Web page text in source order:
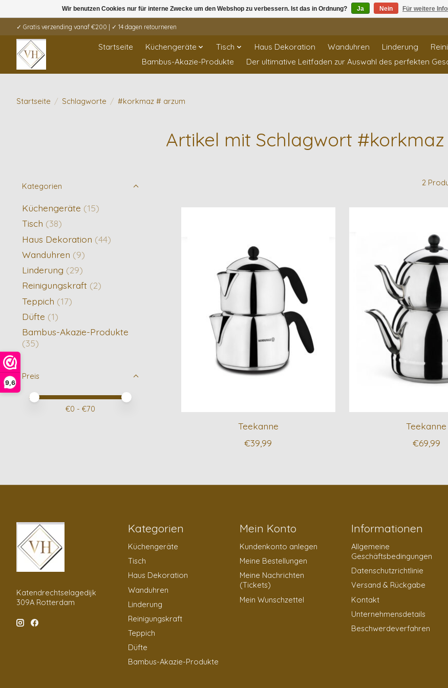
9,6
✓ Gratis verzending vanaf €200 | ✓ 14 dagen retourneren
Startseite Küchengeräte Tisch Haus Dekoration Wanduhren Linderung
Bambus-Akazie-Produkte
Der ultimative Leitfaden zur Auswahl des perfekten
Startseite / Schlagworte / #korkmaz # arzum
Artikel mit Schlagwort
Kategorien
Küchengeräte (15)
Tisch (38)
Haus Dekoration (44)
Wanduhren (9)
Linderung (29)
Reinigungskraft (2)
Teppich (17)
Düfte (1)
Bambus-Akazie-Produkte
(35)
Preis
Preis – Mindestwert
Price maximum value
€0 - €70
2
Teekanne
€39,99
Teekanne
€69,99
Katendrechtselagedijk
309A Rotterdam
Kategorien
Küchengeräte
Tisch
Haus Dekoration
Wanduhren
Linderung
Reinigungskraft
Teppich
Düfte
Bambus-Akazie-Produkte
Mein Konto
Kundenkonto anlegen
Meine Bestellungen
Meine Nachrichten
(Tickets)
Mein Wunschzettel
Informationen
Allgemeine
Geschäftsbedingungen
Datenschutzrichtlinie
Versand & Rückgabe
Kontakt
Unternehmensdetails
Beschwerdeverfahren
Wir benutzen Cookies nur für interne Zwecke um den Webshop zu verbessern. Ist das in Ordnung? Ja Nein Für weitere